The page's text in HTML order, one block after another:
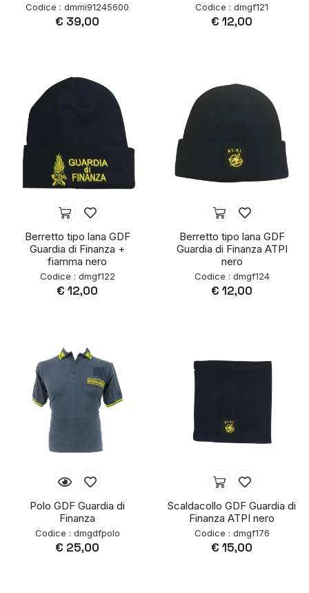
Codice : dmmi91245600
€ 39,00
Codice : dmgf121
€ 12,00
Berretto tipo lana GDF
Guardia di Finanza +
fiamma nero
Codice : dmgf122
€ 12,00
Berretto tipo lana GDF
Guardia di Finanza ATPI
nero
Codice : dmgf124
€ 12,00
Polo GDF Guardia di
Finanza
Codice : dmgdfpolo
€ 25,00
Scaldacollo GDF Guardia di
Finanza ATPI nero
Codice : dmgf176
€ 15,00